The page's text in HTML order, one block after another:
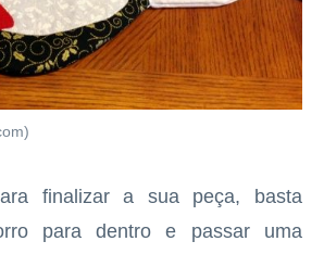
finalizar a sua peça, basta
para dentro e passar uma